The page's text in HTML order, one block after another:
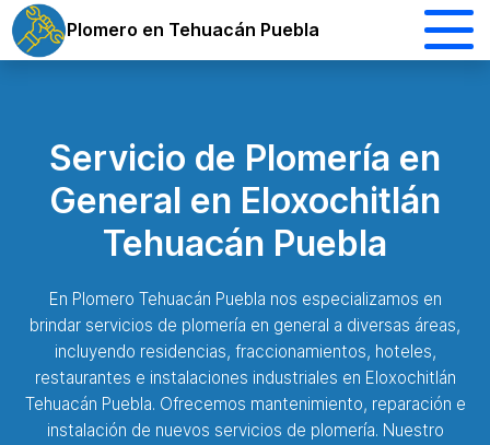
Plomero en Tehuacán Puebla
Servicio de Plomería en
General en Eloxochitlán
Tehuacán Puebla
En Plomero Tehuacán Puebla nos especializamos en
brindar servicios de plomería en general a diversas áreas,
incluyendo residencias, fraccionamientos, hoteles,
restaurantes e instalaciones industriales en Eloxochitlán
Tehuacán Puebla. Ofrecemos mantenimiento, reparación e
instalación de nuevos servicios de plomería. Nuestro